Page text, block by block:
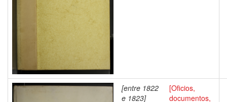
[entre 1822
e 1823]
[Oficios,
documentos,